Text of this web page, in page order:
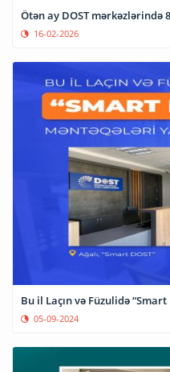
Ötən ay DOST
16-02-2026
Bu il Laçın və Füzulidə
05-09-2024